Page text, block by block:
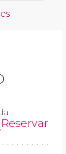
Reservar